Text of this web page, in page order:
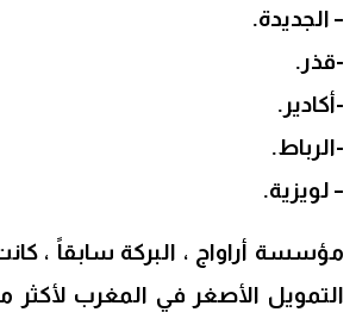
– الجديدة.
-قذر.
-أكادير.
-الرباط.
– لويزية.
مؤسسة أراواج ، البركة سابقاً ،